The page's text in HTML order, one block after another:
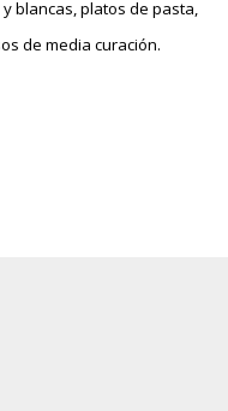
blancas, platos de pasta,
de media curación.